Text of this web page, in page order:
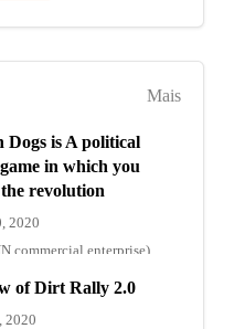
Mais
Dogs is A political
in which you
revolution
2020
commercial enterprise)
of Dirt Rally 2.0
2020